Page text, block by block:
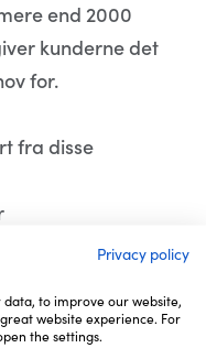
end 2000
kunderne det
for.
fra disse
kosmetolog
Privacy policy
to improve our website,
website experience. For
the settings.